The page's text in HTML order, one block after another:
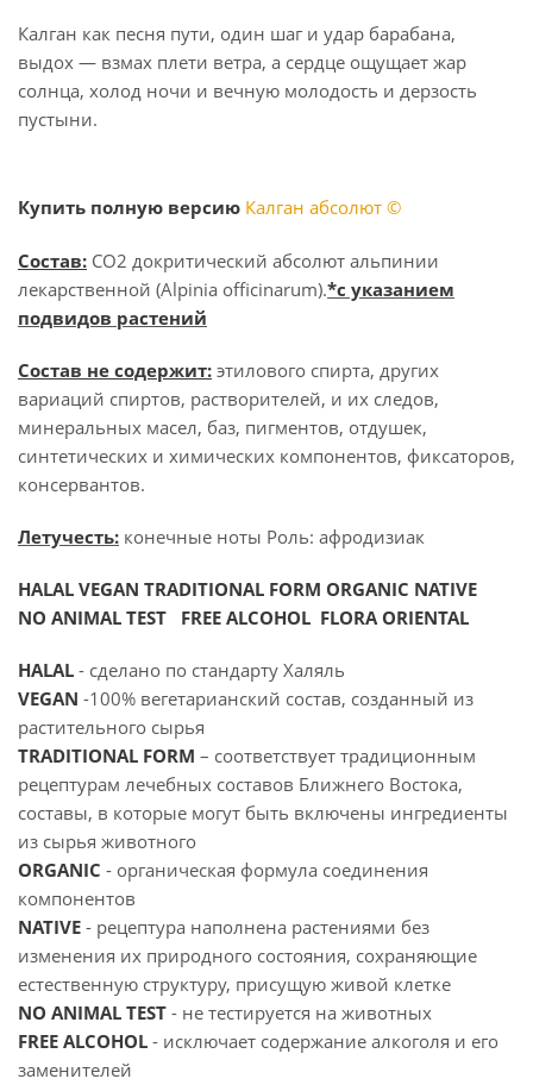
Калган как песня пути, один шаг и удар барабана,
выдох — взмах плети ветра, а сердце ощущает жар
солнца, холод ночи и вечную молодость и дерзость
пустыни.
Купить полную версию Калган абсолют ©
Состав: СО2 докритический абсолют альпинии
лекарственной (Alpinia officinarum).*с указанием
подвидов растений
Состав не содержит: этилового спирта, других
вариаций спиртов, растворителей, и их следов,
минеральных масел, баз, пигментов, отдушек,
синтетических и химических компонентов, фиксаторов,
консервантов.
Летучесть: конечные ноты Роль: афродизиак
HALAL VEGAN TRADITIONAL FORM ORGANIC NATIVE
NO ANIMAL TEST FREE ALCOHOL FLORA ORIENTAL
HALAL - сделано по стандарту Халяль
VEGAN -100% вегетарианский состав, созданный из
растительного сырья
TRADITIONAL FORM – соответствует традиционным
рецептурам лечебных составов Ближнего Востока,
составы, в которые могут быть включены ингредиенты
из сырья животного
ORGANIC - органическая формула соединения
компонентов
NATIVE - рецептура наполнена растениями без
изменения их природного состояния, сохраняющие
естественную структуру, присущую живой клетке
NO ANIMAL TEST - не тестируется на животных
FREE ALCOHOL - исключает содержание алкоголя и его
заменителей